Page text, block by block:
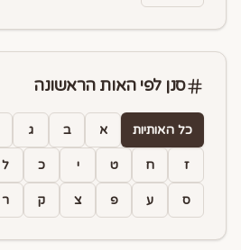
סנן לפי האות הראשונה
כל האותיות א ב ג
ז ח ט י כ ל
ס ע פ צ ק ר